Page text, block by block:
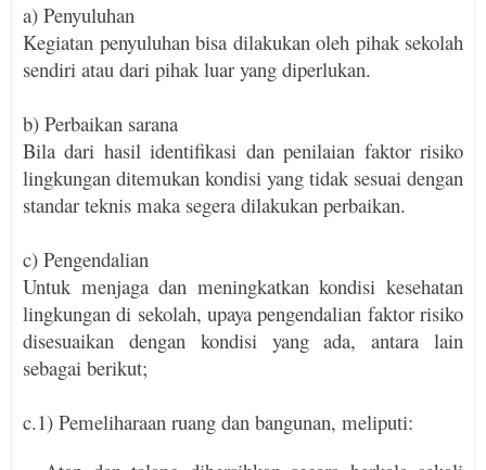
a) Penyuluhan
Kegiatan penyuluhan bisa dilakukan oleh pihak sekolah
sendiri atau dari pihak luar yang diperlukan.
b) Perbaikan sarana
Bila dari hasil identifikasi dan penilaian faktor risiko
lingkungan ditemukan kondisi yang tidak sesuai dengan
standar teknis maka segera dilakukan perbaikan.
c) Pengendalian
Untuk menjaga dan meningkatkan kondisi kesehatan
lingkungan di sekolah, upaya pengendalian faktor risiko
disesuaikan dengan kondisi yang ada, antara lain
sebagai berikut;
c.1) Pemeliharaan ruang dan bangunan, meliputi: